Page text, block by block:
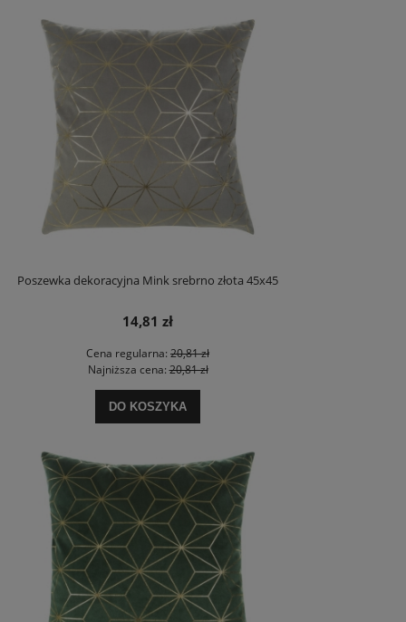
Poszewka dekoracyjna Mink srebrno złota 45x45
14,81 zł
Cena regularna: 20,81 zł
Najniższa cena:20,81 zł
DO KOSZYKA